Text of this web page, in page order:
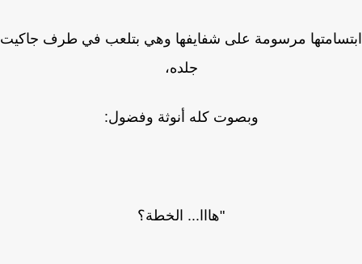
مرسومة على شفايفها وهي بتلعب في طرف جاكيت
جلده،
وبصوت كله أنوثة وفضول:
"هااا... الخطة؟